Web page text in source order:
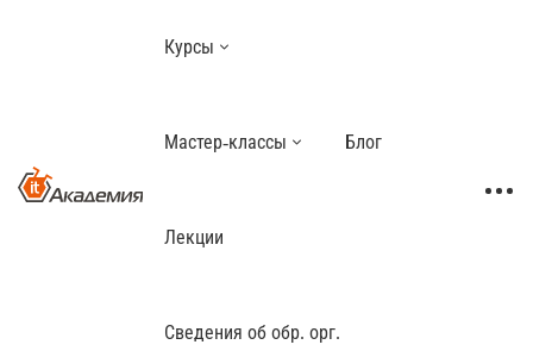
Курсы
Мастер-классы Блог
Лекции
Сведения об обр. орг.